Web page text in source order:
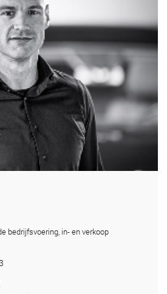
bedrijfsvoering, in- en verkoop